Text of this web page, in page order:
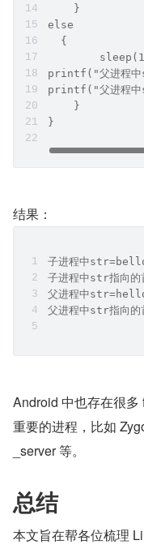
    }
else
  {
printf("父进程
printf("父进程
    }
}
结果：
子进程中
子进程中str指向
父进程中
父进程中str指向
Android 中也存在很
重要的进程，比如
_server 等。
总结
本文旨在帮各位梳理